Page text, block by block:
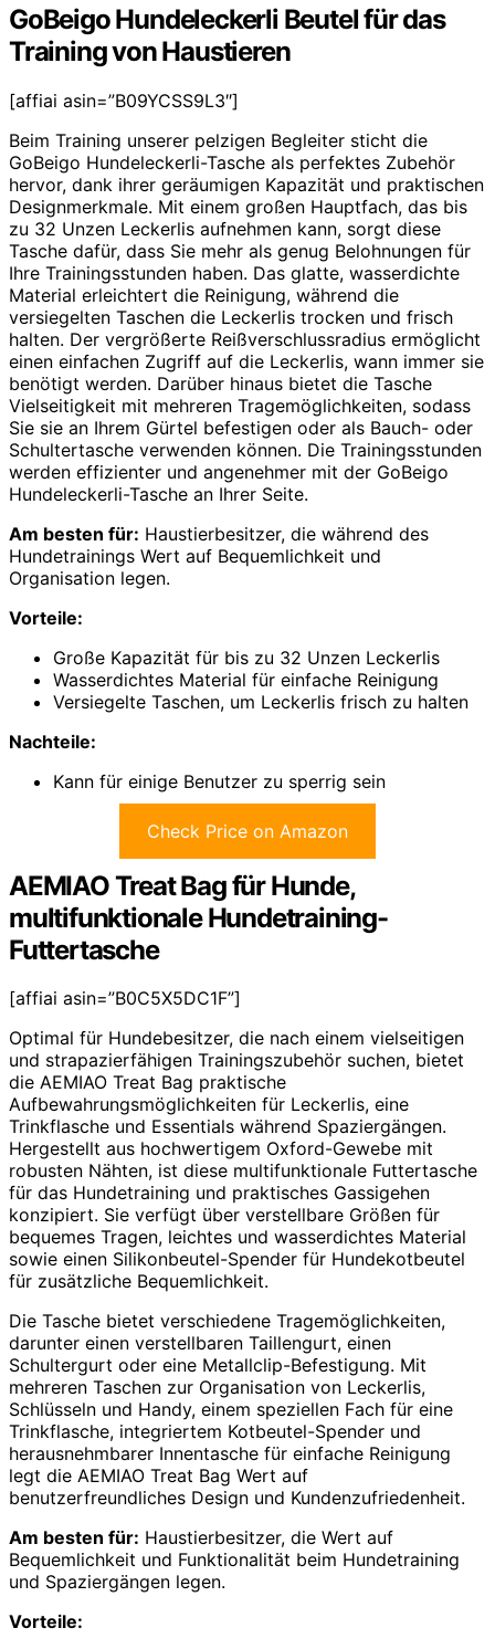
GoBeigo Hundeleckerli Beutel für das
Training von Haustieren
[affiai asin=”B09YCSS9L3″]
Beim Training unserer pelzigen Begleiter sticht die
GoBeigo Hundeleckerli-Tasche als perfektes Zubehör
hervor, dank ihrer geräumigen Kapazität und praktischen
Designmerkmale. Mit einem großen Hauptfach, das bis
zu 32 Unzen Leckerlis aufnehmen kann, sorgt diese
Tasche dafür, dass Sie mehr als genug Belohnungen für
Ihre Trainingsstunden haben. Das glatte, wasserdichte
Material erleichtert die Reinigung, während die
versiegelten Taschen die Leckerlis trocken und frisch
halten. Der vergrößerte Reißverschlussradius ermöglicht
einen einfachen Zugriff auf die Leckerlis, wann immer sie
benötigt werden. Darüber hinaus bietet die Tasche
Vielseitigkeit mit mehreren Tragemöglichkeiten, sodass
Sie sie an Ihrem Gürtel befestigen oder als Bauch- oder
Schultertasche verwenden können. Die Trainingsstunden
werden effizienter und angenehmer mit der GoBeigo
Hundeleckerli-Tasche an Ihrer Seite.
Am besten für: Haustierbesitzer, die während des
Hundetrainings Wert auf Bequemlichkeit und
Organisation legen.
Vorteile:
Große Kapazität für bis zu 32 Unzen Leckerlis
Wasserdichtes Material für einfache Reinigung
Versiegelte Taschen, um Leckerlis frisch zu halten
Nachteile:
Kann für einige Benutzer zu sperrig sein
Check Price on Amazon
AEMIAO Treat Bag für Hunde,
multifunktionale Hundetraining-
Futtertasche
[affiai asin=”B0C5X5DC1F”]
Optimal für Hundebesitzer, die nach einem vielseitigen
und strapazierfähigen Trainingszubehör suchen, bietet
die AEMIAO Treat Bag praktische
Aufbewahrungsmöglichkeiten für Leckerlis, eine
Trinkflasche und Essentials während Spaziergängen.
Hergestellt aus hochwertigem Oxford-Gewebe mit
robusten Nähten, ist diese multifunktionale Futtertasche
für das Hundetraining und praktisches Gassigehen
konzipiert. Sie verfügt über verstellbare Größen für
bequemes Tragen, leichtes und wasserdichtes Material
sowie einen Silikonbeutel-Spender für Hundekotbeutel
für zusätzliche Bequemlichkeit.
Die Tasche bietet verschiedene Tragemöglichkeiten,
darunter einen verstellbaren Taillengurt, einen
Schultergurt oder eine Metallclip-Befestigung. Mit
mehreren Taschen zur Organisation von Leckerlis,
Schlüsseln und Handy, einem speziellen Fach für eine
Trinkflasche, integriertem Kotbeutel-Spender und
herausnehmbarer Innentasche für einfache Reinigung
legt die AEMIAO Treat Bag Wert auf
benutzerfreundliches Design und Kundenzufriedenheit.
Am besten für: Haustierbesitzer, die Wert auf
Bequemlichkeit und Funktionalität beim Hundetraining
und Spaziergängen legen.
Vorteile: